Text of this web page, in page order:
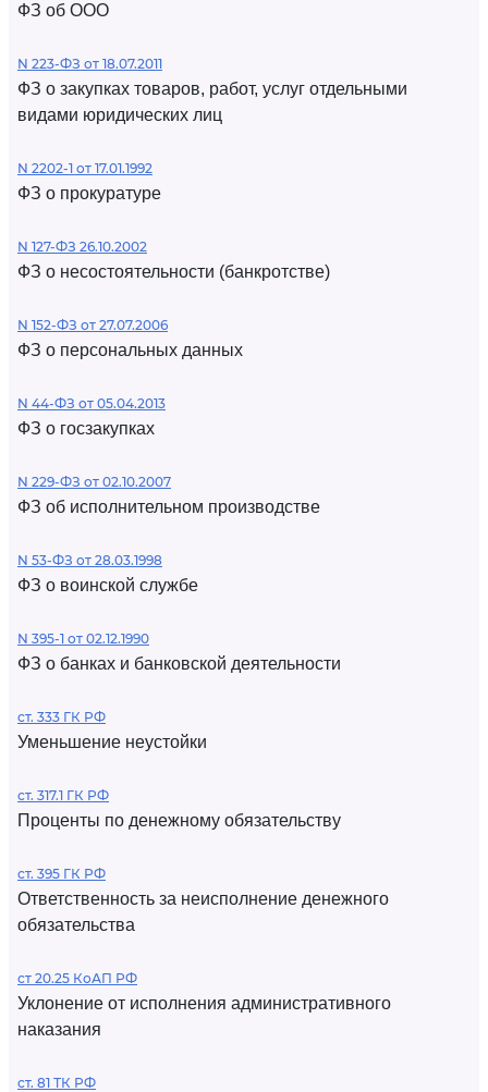
ФЗ об ООО
N 223-ФЗ от 18.07.2011
ФЗ о закупках товаров, работ, услуг отдельными
видами юридических лиц
N 2202-1 от 17.01.1992
ФЗ о прокуратуре
N 127-ФЗ 26.10.2002
ФЗ о несостоятельности (банкротстве)
N 152-ФЗ от 27.07.2006
ФЗ о персональных данных
N 44-ФЗ от 05.04.2013
ФЗ о госзакупках
N 229-ФЗ от 02.10.2007
ФЗ об исполнительном производстве
N 53-ФЗ от 28.03.1998
ФЗ о воинской службе
N 395-1 от 02.12.1990
ФЗ о банках и банковской деятельности
ст. 333 ГК РФ
Уменьшение неустойки
ст. 317.1 ГК РФ
Проценты по денежному обязательству
ст. 395 ГК РФ
Ответственность за неисполнение денежного
обязательства
ст 20.25 КоАП РФ
Уклонение от исполнения административного
наказания
ст. 81 ТК РФ